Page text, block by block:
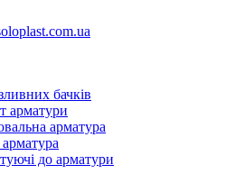
бачків
арматури
арматура
до арматури